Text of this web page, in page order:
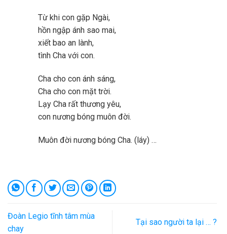
Từ khi con gặp Ngài,
hồn ngập ánh sao mai,
xiết bao an lành,
tình Cha với con.
Cha cho con ánh sáng,
Cha cho con mặt trời.
Lạy Cha rất thương yêu,
con nương bóng muôn đời.
Muôn đời nương bóng Cha. (láy) …
Đoàn Legio tĩnh tâm mùa
chay
Tại sao người ta lại … ?